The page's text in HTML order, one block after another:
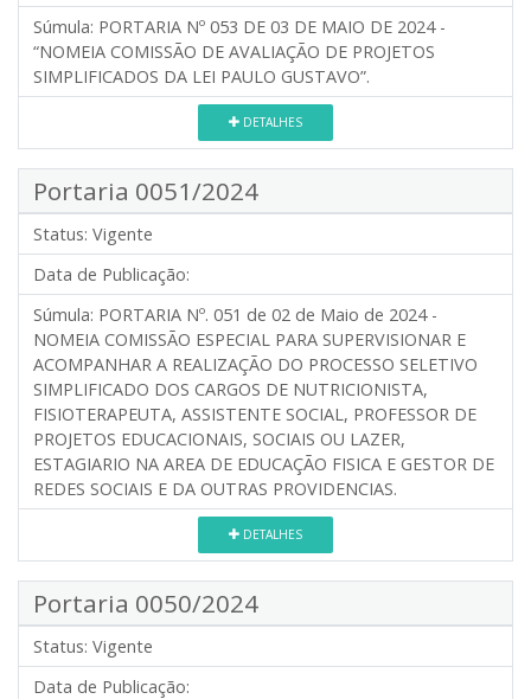
Súmula: PORTARIA Nº 053 DE 03 DE MAIO DE 2024 -
“NOMEIA COMISSÃO DE AVALIAÇÃO DE PROJETOS
SIMPLIFICADOS DA LEI PAULO GUSTAVO”.
DETALHES
Portaria 0051/2024
Status: Vigente
Data de Publicação:
Súmula: PORTARIA Nº. 051 de 02 de Maio de 2024 -
NOMEIA COMISSÃO ESPECIAL PARA SUPERVISIONAR E
ACOMPANHAR A REALIZAÇÃO DO PROCESSO SELETIVO
SIMPLIFICADO DOS CARGOS DE NUTRICIONISTA,
FISIOTERAPEUTA, ASSISTENTE SOCIAL, PROFESSOR DE
PROJETOS EDUCACIONAIS, SOCIAIS OU LAZER,
ESTAGIARIO NA AREA DE EDUCAÇÃO FISICA E GESTOR DE
REDES SOCIAIS E DA OUTRAS PROVIDENCIAS.
DETALHES
Portaria 0050/2024
Status: Vigente
Data de Publicação: